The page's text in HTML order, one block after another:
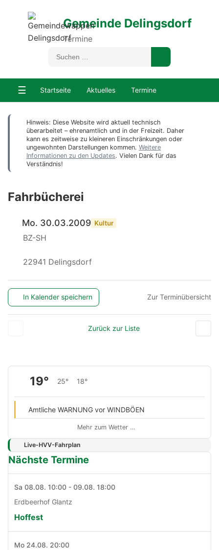
Gemeinde Delingsdorf
Termine
☰ Startseite Aktuelles Termine
Hinweis: Diese Website wird aktuell technisch
überarbeitet – ehrenamtlich und in der Freizeit. Daher
kann es zeitweise zu kleineren Einschränkungen oder
ungewohnten Darstellungen kommen. Weitere
Informationen zu den Updates. Vielen Dank für das
Verständnis!
Fahrbücherei
Mo. 30.03.2009 Kultur
BZ-SH
22941 Delingsdorf
In Kalender speichern Zur Terminübersicht
Zurück zur Liste
19° 25° 18°
Amtliche WARNUNG vor WINDBÖEN
Mehr zum Wetter …
Live-HVV-Fahrplan
Nächste Termine
Sa 08.08. 10:00 - 09.08. 18:00
Erdbeerhof Glantz
Hoffest
Mo 24.08. 20:00